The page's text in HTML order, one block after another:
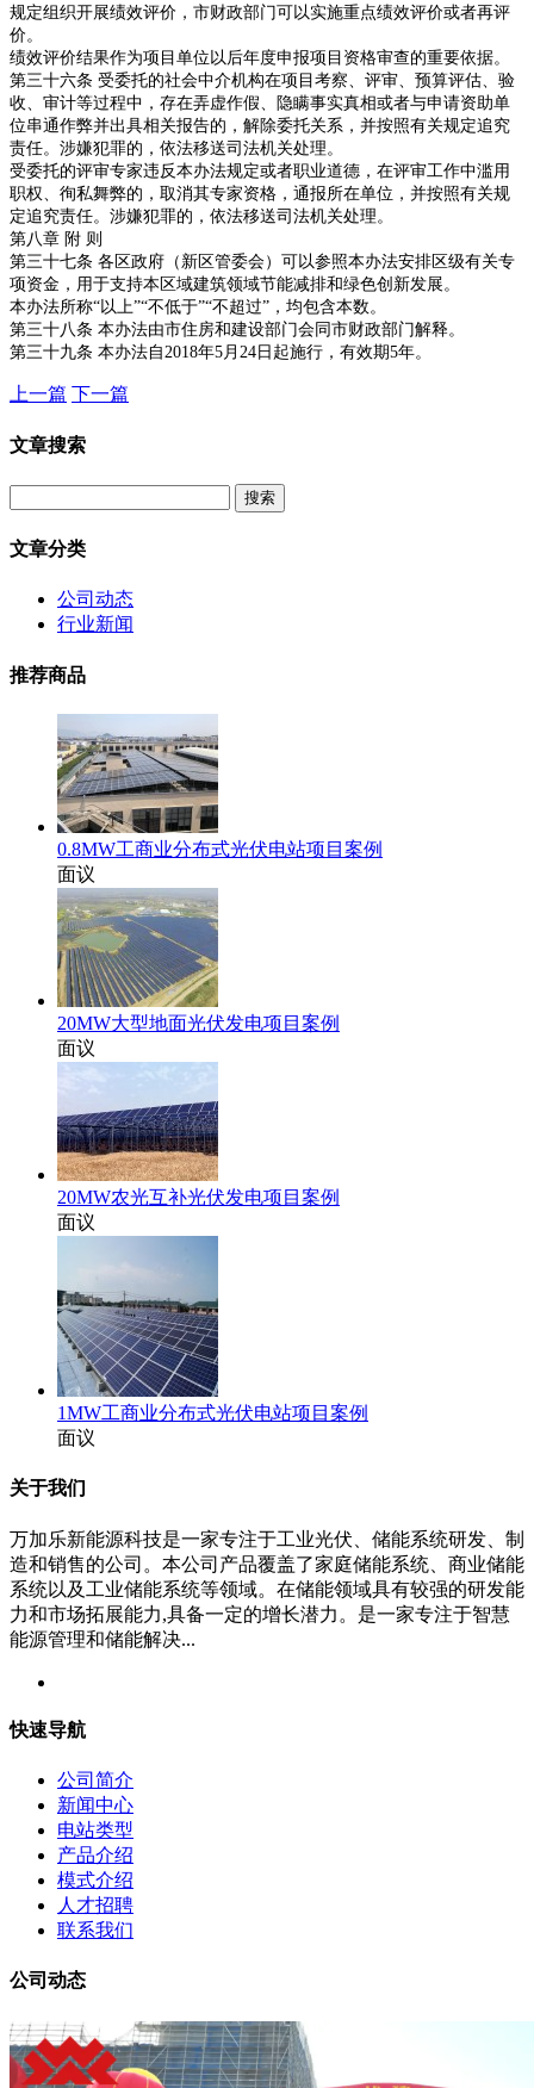
规定组织开展绩效评价，市财政部门可以实施重点绩效评价或者再评
价。
绩效评价结果作为项目单位以后年度申报项目资格审查的重要依据。
第三十六条 受委托的社会中介机构在项目考察、评审、预算评估、验
收、审计等过程中，存在弄虚作假、隐瞒事实真相或者与申请资助单
位串通作弊并出具相关报告的，解除委托关系，并按照有关规定追究
责任。涉嫌犯罪的，依法移送司法机关处理。
受委托的评审专家违反本办法规定或者职业道德，在评审工作中滥用
职权、徇私舞弊的，取消其专家资格，通报所在单位，并按照有关规
定追究责任。涉嫌犯罪的，依法移送司法机关处理。
第八章 附 则
第三十七条 各区政府（新区管委会）可以参照本办法安排区级有关专
项资金，用于支持本区域建筑领域节能减排和绿色创新发展。
本办法所称“以上”“不低于”“不超过”，均包含本数。
第三十八条 本办法由市住房和建设部门会同市财政部门解释。
第三十九条 本办法自2018年5月24日起施行，有效期5年。
上一篇 下一篇
文章搜索
文章分类
公司动态
行业新闻
推荐商品
0.8MW工商业分布式光伏电站项目案例
面议
20MW大型地面光伏发电项目案例
面议
20MW农光互补光伏发电项目案例
面议
1MW工商业分布式光伏电站项目案例
面议
关于我们
万加乐新能源科技是一家专注于工业光伏、储能系统研发、制
造和销售的公司。本公司产品覆盖了家庭储能系统、商业储能
系统以及工业储能系统等领域。在储能领域具有较强的研发能
力和市场拓展能力,具备一定的增长潜力。是一家专注于智慧
能源管理和储能解决...
快速导航
公司简介
新闻中心
电站类型
产品介绍
模式介绍
人才招聘
联系我们
公司动态